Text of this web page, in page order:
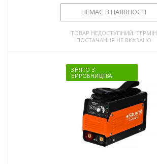
НЕМАЄ В НАЯВНОСТІ
ТОВАР НЕДОСТУПНИЙ. ТЕРМІН
ПОСТАЧАННЯ НЕ ВКАЗАНО
ЗНЯТО З
ВИРОБНИЦТВА